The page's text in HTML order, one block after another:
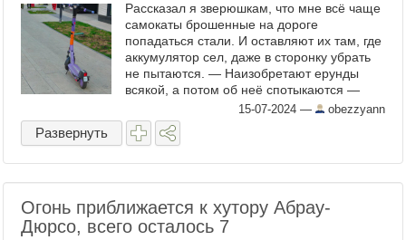
Рассказал я зверюшкам, что мне всё чаще
самокаты брошенные на дороге
попадаться стали. И оставляют их там, где
аккумулятор сел, даже в сторонку убрать
не пытаются. — Наизобретают ерунды
всякой, а потом об неё спотыкаются —
проворчала Бабка-Ёжка-Из-Вазы. — Ничто
так не мешает ...
15-07-2024 — obezzyann
Развернуть
Огонь приближается к хутору Абрау-
Дюрсо, всего осталось 7